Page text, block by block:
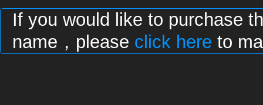
If you would like to purchase
name，please click here to